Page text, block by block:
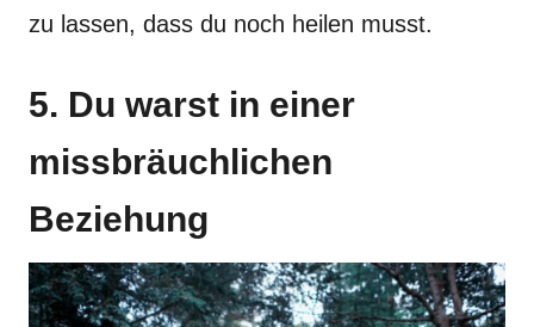
zu lassen, dass du noch heilen musst.
5. Du warst in einer
missbräuchlichen
Beziehung